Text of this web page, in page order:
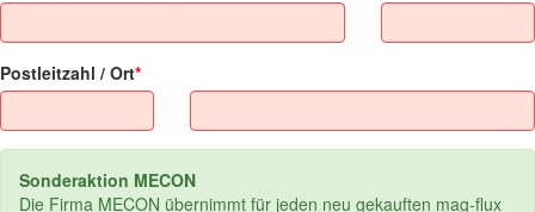
Postleitzahl / Ort
Sonderaktion MECON
Die Firma MECON übernimmt für jeden neu gekauften mag-flux